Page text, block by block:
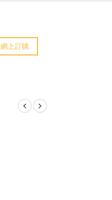
網上訂購